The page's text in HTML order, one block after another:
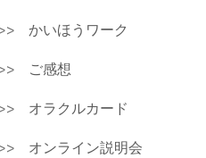
かいほうワーク
ご感想
オラクルカード
オンライン説明会